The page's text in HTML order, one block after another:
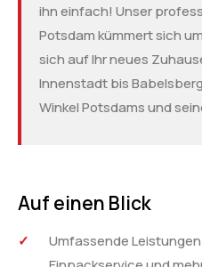
ihn einfach! Unser
Potsdam kümmert sich
sich auf Ihr neues
Innenstadt bis
Winkel Potsdams und
Auf einen Blick
Umfassende